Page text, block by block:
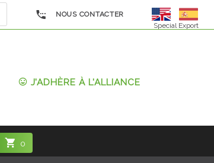
NOUS CONTACTER
Special Export
J'ADHÈRE À L'ALLIANCE
0